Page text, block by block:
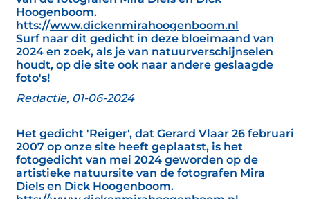
Hoogenboom.
htts://www.dickenmirahoogenboom.nl
Surf naar dit gedicht in deze bloeimaand van
2024 en zoek, als je van natuurverschijnselen
houdt, op die site ook naar andere geslaagde
foto's!
Redactie, 01-06-2024
Het gedicht 'Reiger', dat Gerard Vlaar 26 februari
2007 op onze site heeft geplaatst, is het
fotogedicht van mei 2024 geworden op de
artistieke natuursite van de fotografen Mira
Diels en Dick Hoogenboom.